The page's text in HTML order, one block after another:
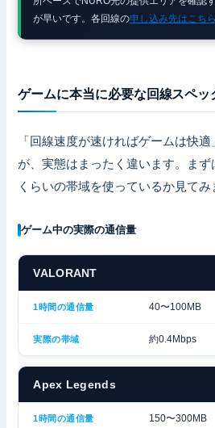
が早いです。各回線の申し込み先はこちら
ゲームに本当に必要な回線スペッ
「回線速度が速ければゲームは快
が、実態はまったく違います。ま
くらいの帯域を使っているか見てみ
ゲーム中の実際の通信量
VALORANT
40〜100MB
約0.4Mbps
Apex Legends
150〜300MB